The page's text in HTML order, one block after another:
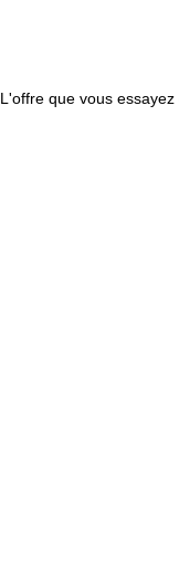
L'offre que vous